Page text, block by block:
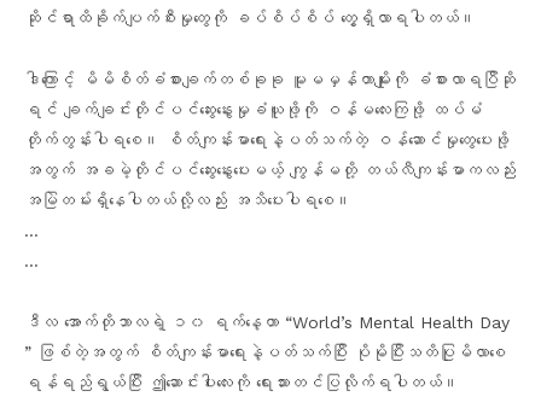
ဆိုင်ရာထိခိုက်ပျက်စီးမှုတွေကို ခပ်စိပ်စိပ် တွေ့ရှိလာရပါတယ်။
ဒါကြောင့် မိမိစိတ်ခံစားချက်တစ်ခုခု မူမမှန်တာမျိုးကို ခံစားလာရပြီဆို
ရင် ချက်ချင်းတိုင်ပင်ဆွေးနွေးမှုခံယူဖို့ကို ဝန်မလေးကြဖို့ ထပ်မံ
တိုက်တွန်းပါရစေ။ စိတ်ကျန်းမာရေးနဲ့ပတ်သက်တဲ့ ဝန်ဆောင်မှုတွေပေးဖို့
အတွက် အခမဲ့တိုင်ပင်ဆွေးနွေးပေးမယ့် ကျွန်မတို့ တယ်လီကျန်းမာကလည်း
အမြဲတမ်းရှိနေပါတယ်လို့လည်း အသိပေးပါရစေ။
…
…
ဒီလ အောက်တိုဘာလရဲ့ ၁၀ ရက်နေ့ဟာ “World’s Mental Health Day
” ဖြစ်တဲ့အတွက် စိတ်ကျန်းမာရေးနဲ့ပတ်သက်ပြီး ပိုမိုပြီးသတိပြုမိလာစေ
ရန်ရည်ရွယ်ပြီး ဤဆောင်းပါးလေးကို ရေးသားတင်ပြလိုက်ရပါတယ်။